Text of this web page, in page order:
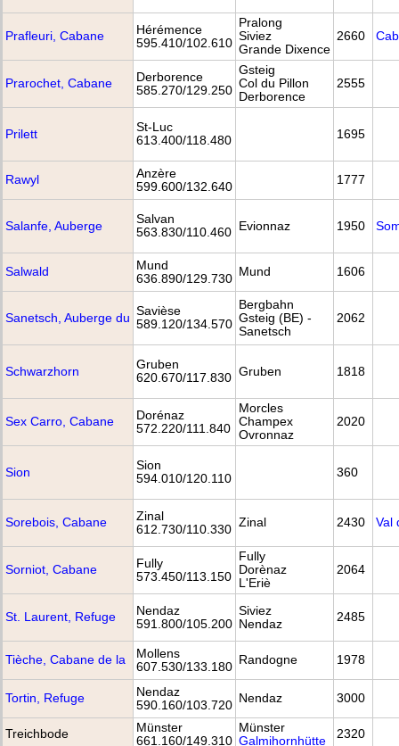
Prafleuri, Cabane
Hérémence
595.410/102.610
Pralong
Siviez
Grande Dixence
2660
Prarochet, Cabane
Derborence
585.270/129.250
Gsteig
Col du Pillon
Derborence
2555
Prilett
St-Luc
613.400/118.480
1695
Rawyl
Anzère
599.600/132.640
1777
Salanfe, Auberge
Salvan
563.830/110.460
Evionnaz 1950
Salwald
Mund
636.890/129.730
Mund 1606
Sanetsch, Auberge du
Savièse
589.120/134.570
Bergbahn
Gsteig (BE) -
Sanetsch
2062
Schwarzhorn
Gruben
620.670/117.830 Gruben 1818
Sex Carro, Cabane
Dorénaz
572.220/111.840
Morcles
Champex
Ovronnaz
2020
Sion
Sion
594.010/120.110
360
Sorebois, Cabane
Zinal
612.730/110.330
Zinal 2430 Val
Sorniot, Cabane
Fully
573.450/113.150
Fully
Dorènaz
L'Eriè
2064
St. Laurent, Refuge
Nendaz
591.800/105.200
Siviez
Nendaz
2485
Tièche, Cabane de la
Mollens
607.530/133.180
Randogne 1978
Tortin, Refuge
Nendaz
590.160/103.720
Nendaz 3000
Treichbode
Münster
661.160/149.310
Münster
Galmihornhütte
2320